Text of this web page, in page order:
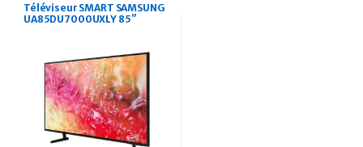
Téléviseur SMART SAMSUNG
UA85DU7000UXLY 85″